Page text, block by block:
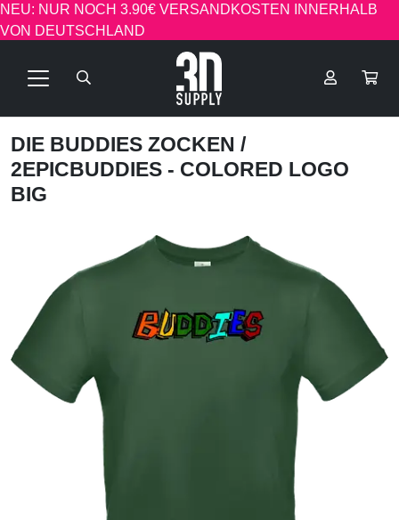
NEU: NUR NOCH 3.90€ VERSANDKOSTEN INNERHALB
VON DEUTSCHLAND
DIE BUDDIES ZOCKEN /
2EPICBUDDIES - COLORED LOGO
BIG